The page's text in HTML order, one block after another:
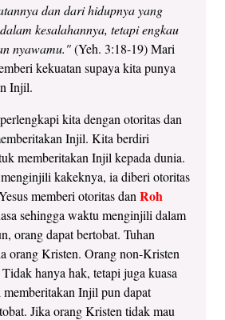
dan dari hidupnya yang
kesalahannya, tetapi engkau
nyawamu."(Yeh. 3:18-19) Mari
kekuatan supaya kita punya
Injil.
kita dengan otoritas dan
Injil. Kita berdiri
memberitakan Injil kepada dunia.
kakeknya, ia diberi otoritas
memberi otoritas danRoh
sehingga waktu menginjili dalam
orang dapat bertobat. Tuhan
orang Kristen. Orang non-Kristen
hanya hak, tetapi juga kuasa
memberitakan Injil pun dapat
Jika orang Kristen tidak mau